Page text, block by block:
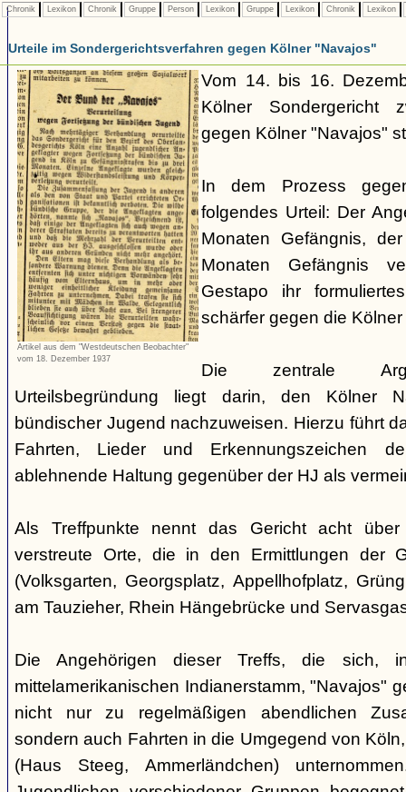
Chronik Lexikon Chronik Gruppe Person Lexikon Gruppe Lexikon Chronik Lexikon
Urteile im Sondergerichtsverfahren gegen Kölner "Navajos"
Artikel aus dem "Westdeutschen Beobachter"
vom 18. Dezember 1937
Vom 14. bis 16.
Kölner Sondergericht
gegen Kölner "Navajos"
In dem Prozess
folgendes Urteil: Der
Monaten Gefängnis,
Monaten Gefängnis
Gestapo ihr
schärfer gegen die
Die zentrale
Urteilsbegründung liegt darin, den Kölner
bündischer Jugend nachzuweisen. Hierzu führt
Fahrten, Lieder und Erkennungszeichen
ablehnende Haltung gegenüber der HJ als
Als Treffpunkte nennt das Gericht acht
verstreute Orte, die in den Ermittlungen der
(Volksgarten, Georgsplatz, Appellhofplatz,
am Tauzieher, Rhein Hängebrücke und
Die Angehörigen dieser Treffs, die sich,
mittelamerikanischen Indianerstamm, "Navajos"
nicht nur zu regelmäßigen abendlichen
sondern auch Fahrten in die Umgegend von
(Haus Steeg, Ammerländchen)